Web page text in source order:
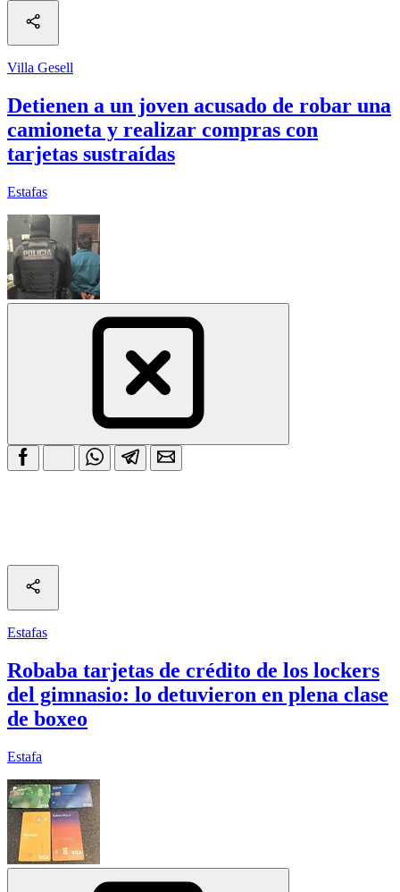
Villa Gesell
Detienen a un joven acusado de robar una
camioneta y realizar compras con
tarjetas sustraídas
Estafas
Estafas
Robaba tarjetas de crédito de los lockers
del gimnasio: lo detuvieron en plena clase
de boxeo
Estafa